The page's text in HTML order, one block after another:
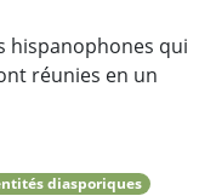
hispanophones qui
réunies en un
diasporiques